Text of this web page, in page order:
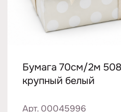
Бумага 70см/2м
крупный белый
Арт. 00045996